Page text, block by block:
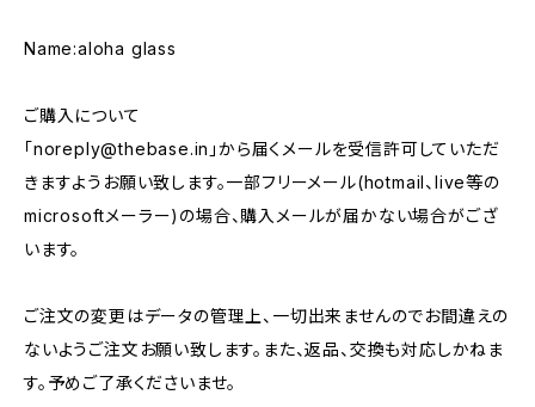
Name:aloha glass
ご購入について
「noreply@thebase.in 」から届くメールを受信許可していただ
きますようお願い致します。一部フリーメール(hotmail、live等の
microsoftメーラー)の場合、購入メールが届かない場合がござ
います。
ご注文の変更はデータの管理上、一切出来ませんのでお間違えの
ないようご注文お願い致します。また、返品、交換も対応しかねま
す。予めご了承くださいませ。